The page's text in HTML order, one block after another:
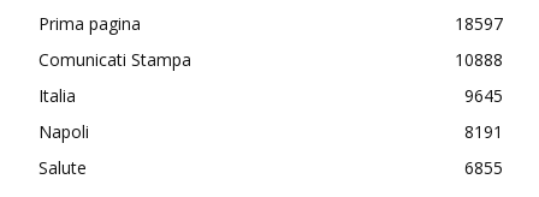
Prima pagina
18597
Comunicati Stampa
10888
Italia
9645
Napoli
8191
Salute
6855